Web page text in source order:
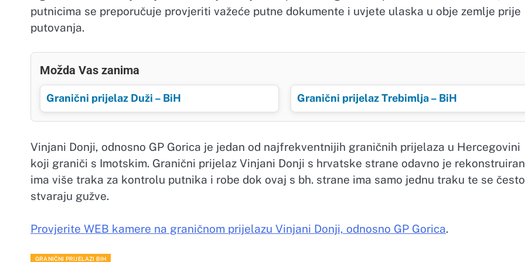
putnicima se preporučuje provjeriti važeće putne dokumente i uvjete ulaska u obje zemlje prije
putovanja.
Možda Vas zanima
Granični prijelaz Duži – BiH Granični prijelaz Trebimlja – BiH
Vinjani Donji, odnosno GP Gorica je jedan od najfrekventnijih graničnih prijelaza u Hercegovini
koji graniči s Imotskim. Granični prijelaz Vinjani Donji s hrvatske strane odavno je
ima više traka za kontrolu putnika i robe dok ovaj s bh. strane ima samo jednu traku te se često
stvaraju gužve.
Provjerite WEB kamere na graničnom prijelazu Vinjani Donji, odnosno GP Gorica.
GRANIČNI PRIJELAZI BIH